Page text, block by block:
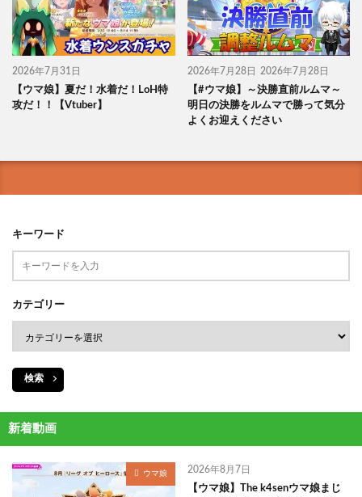
2026年7月31日
【ウマ娘】夏だ！水着だ！LoH特
攻だ！！【Vtuber】
2026年7月28日 2026年7月28日
【#ウマ娘】～決勝直前ルムマ～
明日の決勝をルムマで勝って気分
よくお迎えください
キーワード
カテゴリー
検索
新着動画
ウマ娘 2026年8月7日
【ウマ娘】The k4senウマ娘まじ